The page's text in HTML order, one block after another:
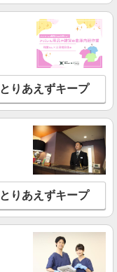
とりあえずキープ
とりあえずキープ